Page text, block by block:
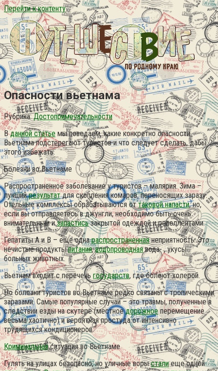
Перейти к контенту
Опасности вьетнама
Рубрика: Достопримечательности
Вданной статье мы поведаем, какие конкретно опасности
Вьетнама подстерегают туристов и что следует сделать, дабы
этого избежать.
Болезни во Вьетнаме
Распространенное заболевание у туристов – малярия. Зима –
лучшийрезультатдля скопления комаров, переносящих заразу.
Отельные комплексы обрабатываются оттаковой напасти, но,
если вы отправляетесь в джунгли, необходимо быть очень
внимательным изапастисьзакрытой одеждой и репеллентами.
Гепатиты А и В – еще однараспространеннаянеприятность. Это
нечистые продуктыпитания,водопроводнаявода- , укусы
больных животных.
Вьетнам входит с перечень государств, где болеют холерой.
Но болезни туристов во Вьетнаме редко связаны с тропическими
заразами. Самые популярные случаи – это травмы, полученные в
следствии езды на скутере (местноедорожноеперемещение
весьма хаотично) и вероятная простуда от интенсивно
трудящихся кондиционеров.
Криминальнаяситуация во Вьетнаме
Гулять на улицах безопасно, но уличные ворысталиеще одной